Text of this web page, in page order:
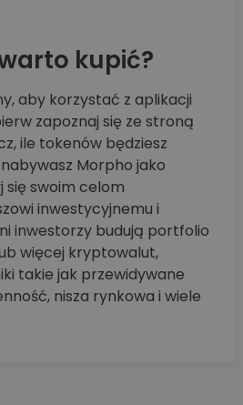
kupić?
aby korzystać z aplikacji
zapoznaj się ze stroną
ile tokenów będziesz
Morpho jako
się swoim celom
inwestycyjnemu i
inwestorzy budują portfolio
więcej kryptowalut,
takie jak przewidywane
nisza rynkowa i wiele